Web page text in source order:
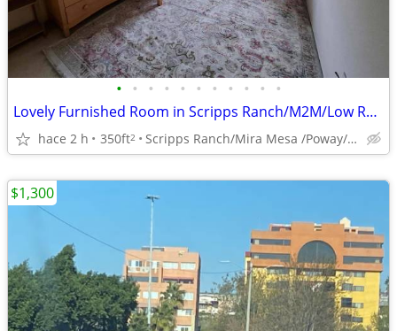
• • • • • • • • • • •
Lovely Furnished Room in Scripps Ranch/M2M/Low Rent/Ready Now !
hace 2 h 350ft2 Scripps Ranch/Mira Mesa /Poway/Rancho Bernardo/4S Ranch)
$1,300